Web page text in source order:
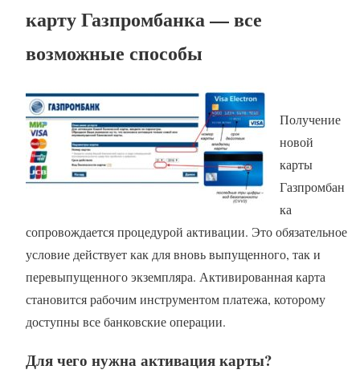
карту Газпромбанка — все
возможные способы
Получение
новой
карты
Газпромбан
ка
сопровождается процедурой активации. Это обязательное
условие действует как для вновь выпущенного, так и
перевыпущенного экземпляра. Активированная карта
становится рабочим инструментом платежа, которому
доступны все банковские операции.
Для чего нужна активация карты?